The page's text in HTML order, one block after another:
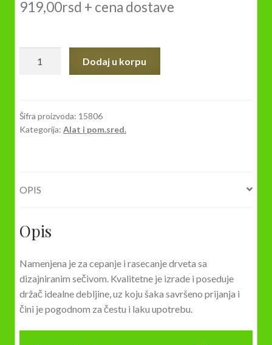
919,00rsd + cena dostave
količina
Dodaj u korpu
Šifra proizvoda: 15806
Kategorija: Alat i pom.sred.
OPIS
Opis
Namenjena je za cepanje i rasecanje drveta sa
dizajniranim sečivom. Kvalitetne je izrade i poseduje
držač idealne debljine, uz koju šaka savršeno prijanja i
čini je pogodnom za čestu i laku upotrebu.